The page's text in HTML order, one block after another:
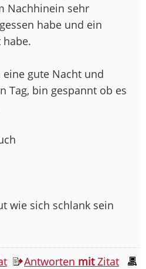
Nachhinein sehr
habe und ein
habe.
gute Nacht und
Tag, bin gespannt ob es
wie sich schlank sein
Antworten mitZitat